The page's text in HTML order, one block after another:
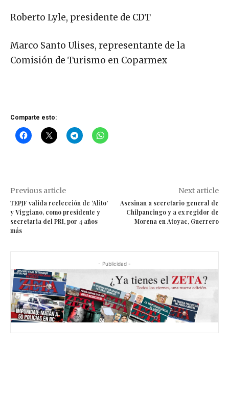
Roberto Lyle, presidente de CDT
Marco Santo Ulises, representante de la
Comisión de Turismo en Coparmex
Comparte esto:
Previous article
TEPJF valida reelección de ‘Alito’
y Viggiano, como presidente y
secretaria del PRI, por 4 años
más
Next article
Asesinan a secretario general de
Chilpancingo y a ex regidor de
Morena en Atoyac, Guerrero
- Publicidad -